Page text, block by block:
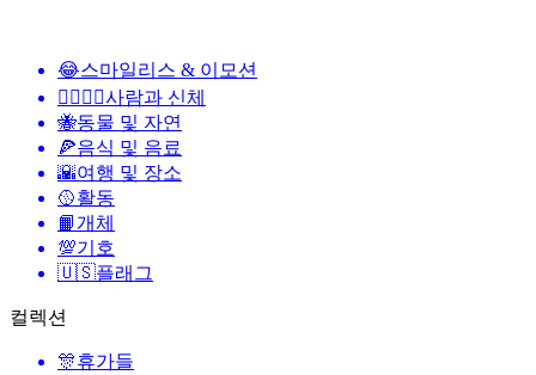
😂스마일리스 & 이모션
👩‍❤️‍💋‍👨사람과 신체
🐝동물 및 자연
🍕음식 및 음료
🌇여행 및 장소
🥎활동
📙개체
💯기호
🇺🇸플래그
컬렉션
🎊휴가들